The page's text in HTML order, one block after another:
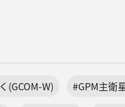
(GCOM-W) #GPM主衛